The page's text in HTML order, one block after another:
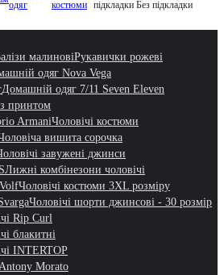
одяг
костюми підкладки Без підкладки
малиновіРукавички рожеві
одяг Nova Vega
Домашній одяг 7/11 Seven Eleven
принтом
ArmaniЧоловічі костюми
вишита сорочка
завужені джинси
Лижні комбінезони чоловічі
Чоловічі костюми 3XL розміру
Чоловічі шорти джинсові - 30 розмір
Rip Curl
блакитні
INTERTOP
Morato